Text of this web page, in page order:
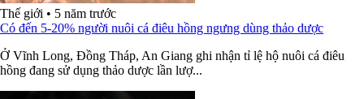
Thế giới • 5 năm trước
Có đến 5-20% người nuôi cá điêu hồng ngưng dùng thảo dược
Ở Vĩnh Long, Đồng Tháp, An Giang ghi nhận tỉ lệ hộ nuôi cá điêu
hồng đang sử dụng thảo dược lần lượ...